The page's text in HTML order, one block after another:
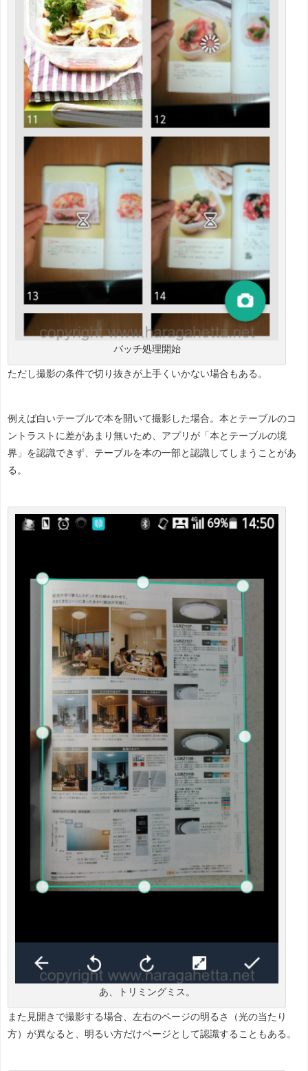
バッチ処理開始
ただし撮影の条件で切り抜きが上手くいかない場合もある。
例えば白いテーブルで本を開いて撮影した場合。本とテーブルのコ
ントラストに差があまり無いため、アプリが「本とテーブルの境
界」を認識できず、テーブルを本の一部と認識してしまうことがあ
る。
あ、トリミングミス。
また見開きで撮影する場合、左右のページの明るさ（光の当たり
方）が異なると、明るい方だけページとして認識することもある。